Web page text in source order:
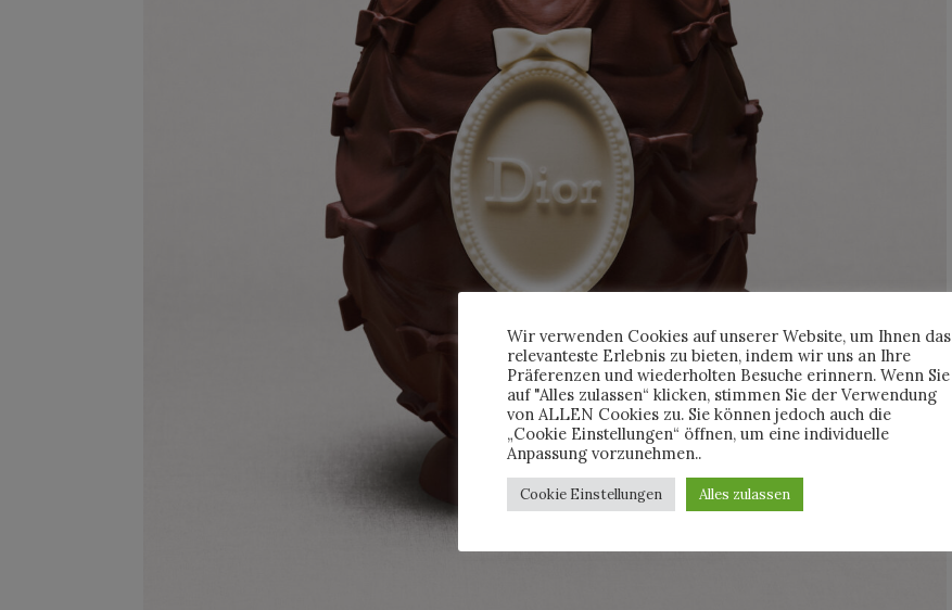
Wir verwenden Cookies auf unserer Website, um Ihnen das
relevanteste Erlebnis zu bieten, indem wir uns an Ihre
Präferenzen und wiederholten Besuche erinnern. Wenn Sie
auf "Alles zulassen“ klicken, stimmen Sie der Verwendung
von ALLEN Cookies zu. Sie können jedoch auch die
„Cookie Einstellungen“ öffnen, um eine individuelle
Anpassung vorzunehmen..
Cookie Einstellungen Alles zulassen